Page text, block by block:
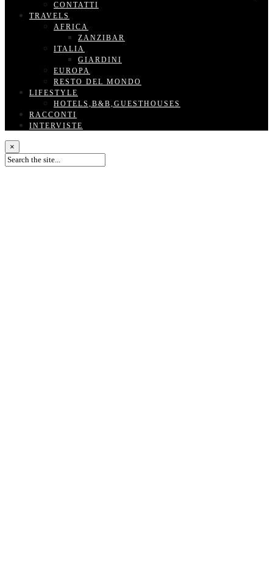
CONTATTI
TRAVELS
AFRICA
ZANZIBAR
ITALIA
GIARDINI
EUROPA
RESTO DEL MONDO
LIFESTYLE
HOTELS,B&B,GUESTHOUSES
RACCONTI
INTERVISTE
×